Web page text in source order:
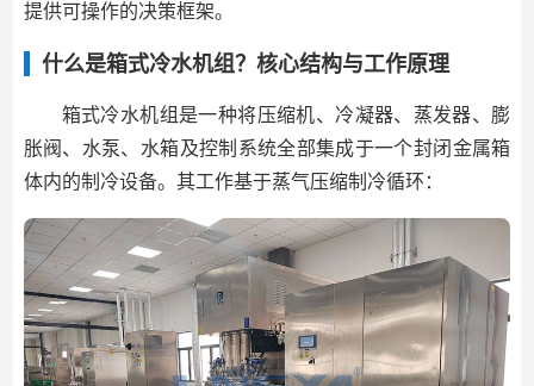
提供可操作的决策框架。
什么是箱式冷水机组？核心结构与工作原理
箱式冷水机组是一种将压缩机、冷凝器、蒸发器、膨
胀阀、水泵、水箱及控制系统全部集成于一个封闭金属箱
体内的制冷设备。其工作基于蒸气压缩制冷循环：